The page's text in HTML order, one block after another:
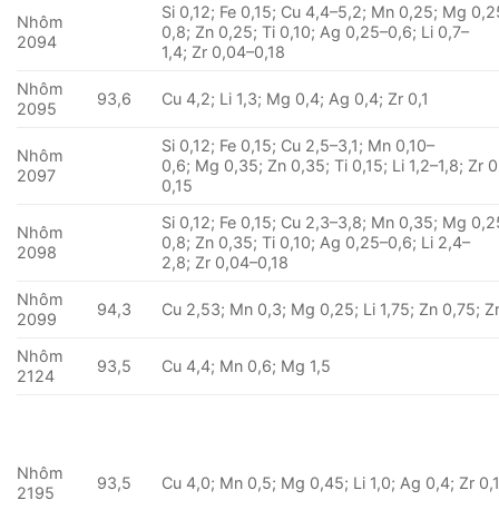
Nhôm
2094
Si 0,12; Fe 0,15; Cu 4,4–5,2; Mn 0,25; Mg
0,8; Zn 0,25; Ti 0,10; Ag 0,25–0,6; Li 0,7–
1,4; Zr 0,04–0,18
Nhôm
2095
93,6 Cu 4,2; Li 1,3; Mg 0,4; Ag 0,4; Zr 0,1
Nhôm
2097
Si 0,12; Fe 0,15; Cu 2,5–3,1; Mn 0,10–
0,6; Mg 0,35; Zn 0,35; Ti 0,15; Li 1,2–1,8; Zr
0,15
Nhôm
2098
Si 0,12; Fe 0,15; Cu 2,3–3,8; Mn 0,35; Mg
0,8; Zn 0,35; Ti 0,10; Ag 0,25–0,6; Li 2,4–
2,8; Zr 0,04–0,18
Nhôm
2099
94,3 Cu 2,53; Mn 0,3; Mg 0,25; Li 1,75; Zn 0,75;
Nhôm
2124
93,5 Cu 4,4; Mn 0,6; Mg 1,5
Nhôm
2195
93,5 Cu 4,0; Mn 0,5; Mg 0,45; Li 1,0; Ag 0,4; Zr